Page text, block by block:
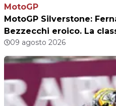
MotoGP
MotoGP Silverstone:
Bezzecchi eroico. La
09 agosto 2026